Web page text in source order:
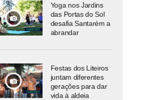
Yoga nos Jardins
das Portas do Sol
desafia Santarém a
abrandar
Festas dos Liteiros
juntam diferentes
gerações para dar
vida à aldeia